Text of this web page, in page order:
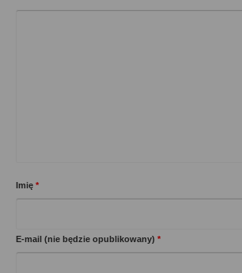
Imię *
E-mail (nie będzie opublikowany) *